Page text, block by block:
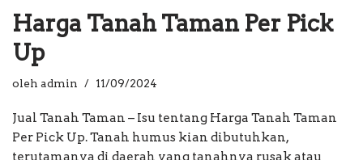
Harga Tanah Taman Per Pick
Up
oleh admin 11/09/2024
Jual Tanah Taman – Isu tentang Harga Tanah Taman
Per Pick Up. Tanah humus kian dibutuhkan,
terutamanya di daerah yang tanahnya rusak atau